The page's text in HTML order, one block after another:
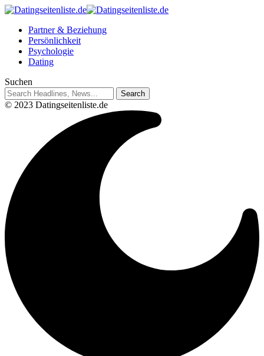
Partner & Beziehung
Persönlichkeit
Psychologie
Dating
Suchen
© 2023 Datingseitenliste.de